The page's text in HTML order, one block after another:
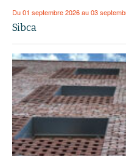
Du 01 septembre 2026 au 03
Sibca